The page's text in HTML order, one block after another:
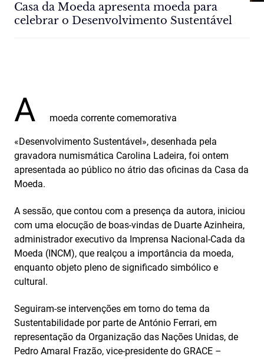
Casa da Moeda apresenta moeda para
celebrar o Desenvolvimento Sustentável
A moeda corrente comemorativa
«Desenvolvimento Sustentável», desenhada pela
gravadora numismática Carolina Ladeira, foi ontem
apresentada ao público no átrio das oficinas da Casa da
Moeda.
A sessão, que contou com a presença da autora, iniciou
com uma elocução de boas-vindas de Duarte Azinheira,
administrador executivo da Imprensa Nacional-Cada da
Moeda (INCM), que realçou a importância da moeda,
enquanto objeto pleno de significado simbólico e
cultural.
Seguiram-se intervenções em torno do tema da
Sustentabilidade por parte de António Ferrari, em
representação da Organização das Nações Unidas, de
Pedro Amaral Frazão, vice-presidente do GRACE –